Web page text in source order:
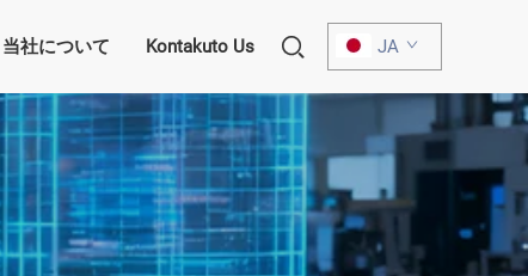
当社について Kontakuto Us JA